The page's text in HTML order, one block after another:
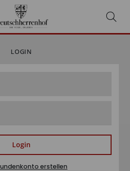
LOGIN
Login
erstellen